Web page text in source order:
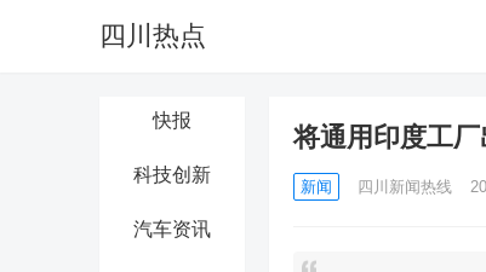
四川热点
快报
科技创新
汽车资讯
将通用印度工
新闻 四川新闻热线